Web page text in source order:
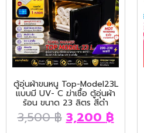
ตู้อุ่นผ้าขนหนู Top-Model23L
แบบมี UV- C ฆ่าเชื้อ ตู้อุ่นผ้า
ร้อน ขนาด 23 ลิตร สีดำ
3,500฿ 3,200฿